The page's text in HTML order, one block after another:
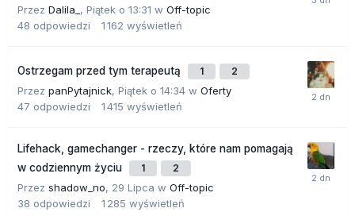
Przez Dalila_ , Piątek o 13:31 w Off-topic
48 odpowiedzi 1 162 wyświetleń
Ostrzegam przed tym terapeutą 1 2
Przez panPytajnick, Piątek o 14:34 w Oferty
47 odpowiedzi 1 415 wyświetleń
Lifehack, gamechanger - rzeczy, które nam pomagają
w codziennym życiu
1 2
Przez shadow_no, 29 Lipca w Off-topic
38 odpowiedzi 1 285 wyświetleń